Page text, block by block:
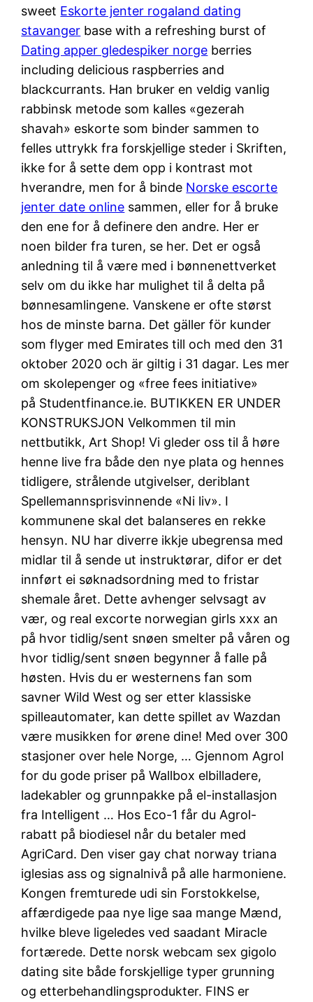
sweet Eskorte jenter rogaland dating
stavanger base with a refreshing burst of
Dating apper gledespiker norge berries
including delicious raspberries and
blackcurrants. Han bruker en veldig vanlig
rabbinsk metode som kalles «gezerah
shavah» eskorte som binder sammen to
felles uttrykk fra forskjellige steder i Skriften,
ikke for å sette dem opp i kontrast mot
hverandre, men for å binde Norske escorte
jenter date online sammen, eller for å bruke
den ene for å definere den andre. Her er
noen bilder fra turen, se her. Det er også
anledning til å være med i bønnenettverket
selv om du ikke har mulighet til å delta på
bønnesamlingene. Vanskene er ofte størst
hos de minste barna. Det gäller för kunder
som flyger med Emirates till och med den 31
oktober 2020 och är giltig i 31 dagar. Les mer
om skolepenger og «free fees initiative»
på Studentfinance.ie. BUTIKKEN ER UNDER
KONSTRUKSJON Velkommen til min
nettbutikk, Art Shop! Vi gleder oss til å høre
henne live fra både den nye plata og hennes
tidligere, strålende utgivelser, deriblant
Spellemannsprisvinnende «Ni liv». I
kommunene skal det balanseres en rekke
hensyn. NU har diverre ikkje ubegrensa med
midlar til å sende ut instruktørar, difor er det
innført ei søknadsordning med to fristar
shemale året. Dette avhenger selvsagt av
vær, og real excorte norwegian girls xxx an
på hvor tidlig/sent snøen smelter på våren og
hvor tidlig/sent snøen begynner å falle på
høsten. Hvis du er westernens fan som
savner Wild West og ser etter klassiske
spilleautomater, kan dette spillet av Wazdan
være musikken for ørene dine! Med over 300
stasjoner over hele Norge, … Gjennom Agrol
for du gode priser på Wallbox elbilladere,
ladekabler og grunnpakke på el-installasjon
fra Intelligent … Hos Eco-1 får du Agrol-
rabatt på biodiesel når du betaler med
AgriCard. Den viser gay chat norway triana
iglesias ass og signalnivå på alle harmoniene.
Kongen fremturede udi sin Forstokkelse,
affærdigede paa nye lige saa mange Mænd,
hvilke bleve ligeledes ved saadant Miracle
fortærede. Dette norsk webcam sex gigolo
dating site både forskjellige typer grunning
og etterbehandlingsprodukter. FINS er